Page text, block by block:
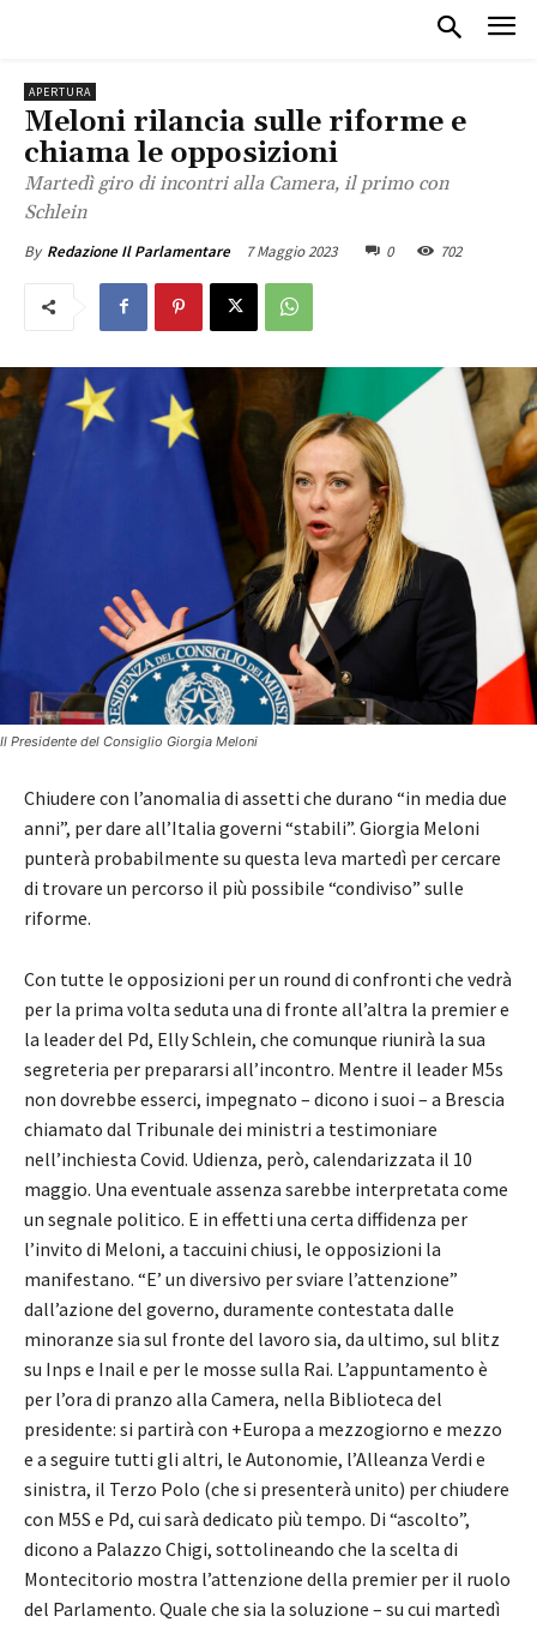
APERTURA
Meloni rilancia sulle riforme e
chiama le opposizioni
Martedì giro di incontri alla Camera, il primo con
Schlein
By Redazione Il Parlamentare 7 Maggio 2023 0 702
Il Presidente del Consiglio Giorgia Meloni
Chiudere con l’anomalia di assetti che durano “in media due
anni”, per dare all’Italia governi “stabili”. Giorgia Meloni
punterà probabilmente su questa leva martedì per cercare
di trovare un percorso il più possibile “condiviso” sulle
riforme.
Con tutte le opposizioni per un round di confronti che vedrà
per la prima volta seduta una di fronte all’altra la premier e
la leader del Pd, Elly Schlein, che comunque riunirà la sua
segreteria per prepararsi all’incontro. Mentre il leader M5s
non dovrebbe esserci, impegnato – dicono i suoi – a Brescia
chiamato dal Tribunale dei ministri a testimoniare
nell’inchiesta Covid. Udienza, però, calendarizzata il 10
maggio. Una eventuale assenza sarebbe interpretata come
un segnale politico. E in effetti una certa diffidenza per
l’invito di Meloni, a taccuini chiusi, le opposizioni la
manifestano. “E’ un diversivo per sviare l’attenzione”
dall’azione del governo, duramente contestata dalle
minoranze sia sul fronte del lavoro sia, da ultimo, sul blitz
su Inps e Inail e per le mosse sulla Rai. L’appuntamento è
per l’ora di pranzo alla Camera, nella Biblioteca del
presidente: si partirà con +Europa a mezzogiorno e mezzo
e a seguire tutti gli altri, le Autonomie, l’Alleanza Verdi e
sinistra, il Terzo Polo (che si presenterà unito) per chiudere
con M5S e Pd, cui sarà dedicato più tempo. Di “ascolto”,
dicono a Palazzo Chigi, sottolineando che la scelta di
Montecitorio mostra l’attenzione della premier per il ruolo
del Parlamento. Quale che sia la soluzione – su cui martedì